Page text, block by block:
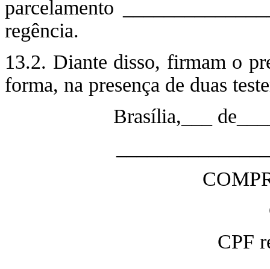
parcelamento
regência.
13.2. Diante disso, firmam o
forma, na presença de duas
Brasília,___
CPF